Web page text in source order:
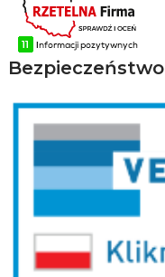
Bezpieczeństwo